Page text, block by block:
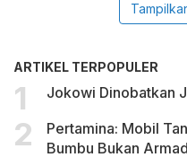
ARTIKEL TERPOPULER
Jokowi Dinobatkan
Pertamina: Mobil
Bumbu Bukan